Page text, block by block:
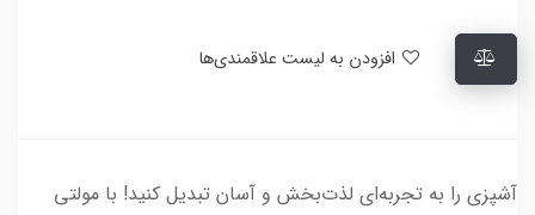
آشپزی را به تجربه‌ای لذت‌بخش و آسان تبدیل کنید! با مولتی